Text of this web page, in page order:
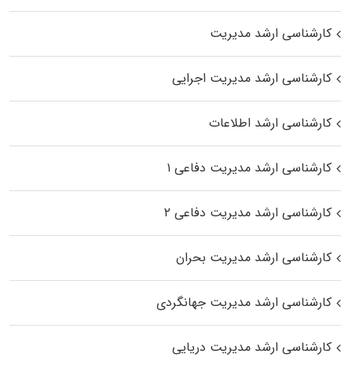
کارشناسی ارشد مدیریت
کارشناسی ارشد مدیریت اجرایی
کارشناسی ارشد اطلاعات
کارشناسی ارشد مدیریت دفاعی ۱
کارشناسی ارشد مدیریت دفاعی ۲
کارشناسی ارشد مدیریت بحران
کارشناسی ارشد مدیریت جهانگردی
کارشناسی ارشد مدیریت دریایی